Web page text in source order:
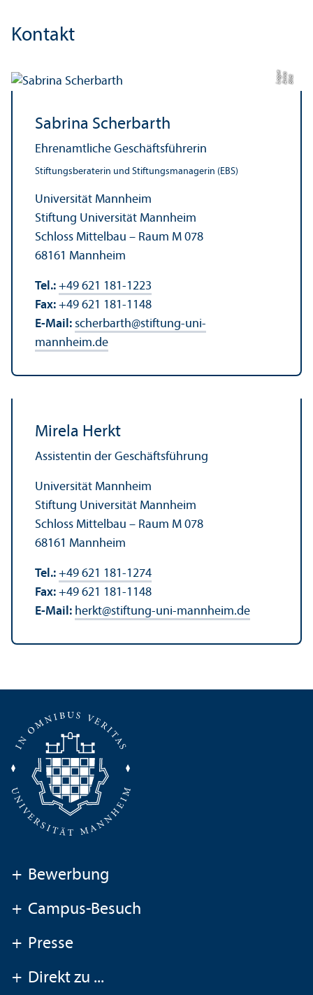
Kontakt
Bil
d:
A
n
n
aL
o
g
u
e
Sabrina Scherbarth
Ehrenamtliche Geschäfts­führerin
Stiftungs­beraterin und Stiftungs­managerin (EBS)
Universität Mannheim
Stiftung Universität Mannheim
Schloss Mittelbau – Raum M 078
68161 Mannheim
Tel.: +49 621 181-1223
Fax: +49 621 181-1148
E-Mail: scherbarth@stiftung-uni-
mannheim.de
Mirela Herkt
Assistentin der Geschäfts­führung
Universität Mannheim
Stiftung Universität Mannheim
Schloss Mittelbau – Raum M 078
68161 Mannheim
Tel.: +49 621 181-1274
Fax: +49 621 181-1148
E-Mail: herkt@stiftung-uni-mannheim.de
+ Bewerbung
+ Campus-Besuch
+ Presse
+ Direkt zu ...